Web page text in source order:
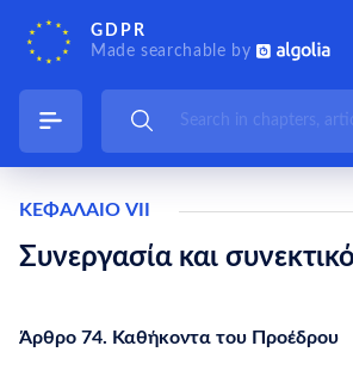
GDPR
Made searchable by
ΚΕΦΑΛΑΙΟ VII
Συνεργασία και
Άρθρο 74. Καθήκοντα του Προέδρου